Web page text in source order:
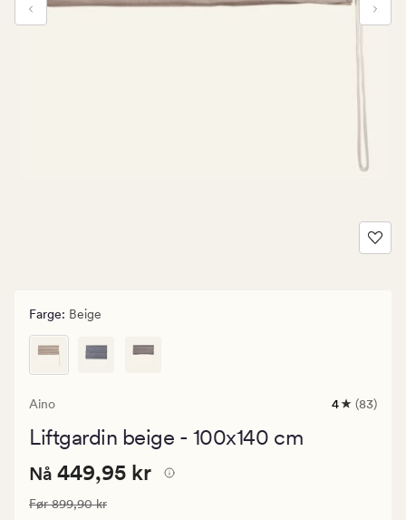
Farge: Beige
Aino
83
4 (83)
Liftgardin beige - 100x140 cm
Nåværende
449,95
Nåværende pris
Nå 449,95 kr
Vanlig pris 899,90 kr
Før899,90 kr